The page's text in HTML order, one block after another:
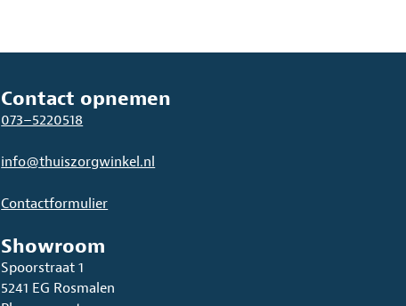
Contact opnemen
073–5220518
info@thuiszorgwinkel.nl
Contactformulier
Showroom
Spoorstraat 1
5241 EG Rosmalen